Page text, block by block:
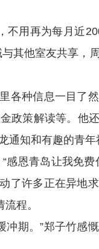
用再为每月近
其他室友共享，
种信息一目了然
政策解读等。他
知和有趣的青年
恩青岛让我免费
了许多正在异地
程。
期。”郑子竹感慨